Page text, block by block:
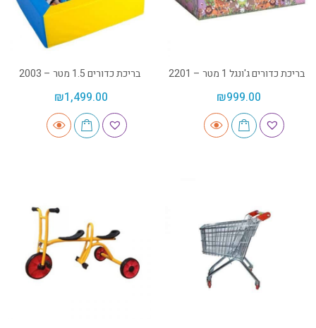
בריכת כדורים ג'ונגל 1 מטר – 2201
₪999.00
בריכת כדורים 1.5 מטר – 2003
₪1,499.00